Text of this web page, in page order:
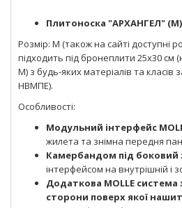
Плитоноска "АРХАНГЕЛ" (М)
Розмір: М (також на сайті доступні
підходить під бронеплити 25x30
М) з будь-яких матеріалів та класів
НВМПЕ).
Особливості:
Модульний інтерфейс
жилета та знімна передня
Камербандом під боковий
інтерфейсом на внутрішній і
Додаткова MOLLE
сторони поверх якої